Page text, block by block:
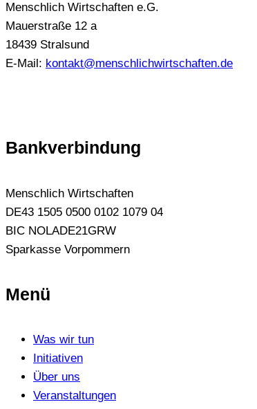
Menschlich Wirtschaften e.G.
Mauerstraße 12 a
18439 Stralsund
E-Mail: kontakt@menschlichwirtschaften.de
Bankverbindung
Menschlich Wirtschaften
DE43 1505 0500 0102 1079 04
BIC NOLADE21GRW
Sparkasse Vorpommern
Menü
Was wir tun
Initiativen
Über uns
Veranstaltungen